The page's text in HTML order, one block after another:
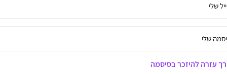
שלי
שלי
עזרה להיזכר בסיסמה